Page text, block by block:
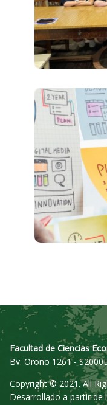
Facultad de Ciencias
Bv. Oroño 1261 -
Copyright © 2021. All
Desarrollado a partir de